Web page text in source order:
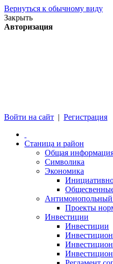
Вернуться к обычному виду
Закрыть
Авторизация
Войти на сайт | Регистрация
Станица и район
Общая
Символика
Экономика
Антимонопольный
Проекты
Инвестиции
Инвестиции